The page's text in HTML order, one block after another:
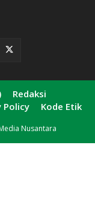
Redaksi
Policy Kode Etik
Nusantara